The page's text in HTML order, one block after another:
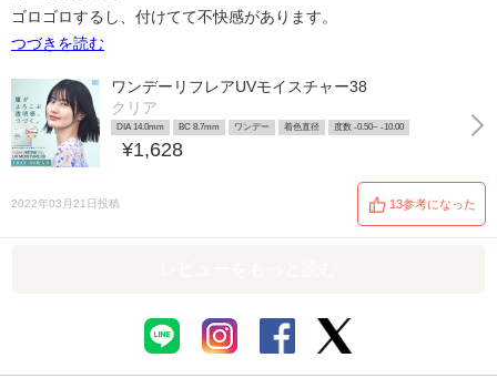
ゴロゴロするし、付けてて不快感があります。
つづきを読む
ワンデーリフレアUVモイスチャー38
クリア
DIA 14.0mm BC 8.7mm ワンデー 着色直径 度数 -0.50~ -10.00
¥1,628
2022年03月21日投稿 13参考になった